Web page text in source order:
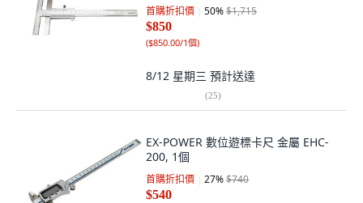
首購折扣價 50%$1,715
$850
($850.00/1個)
8/12 星期三 預計送達
(25)
EX-POWER 數位遊標卡尺 金屬 EHC-
200, 1個
首購折扣價 27%$740
$540